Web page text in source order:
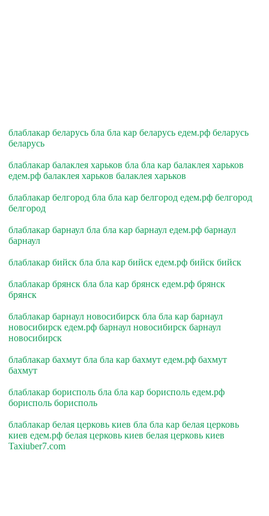
блаблакар беларусь бла бла кар беларусь едем.рф беларусь
беларусь
блаблакар балаклея харьков бла бла кар балаклея харьков
едем.рф балаклея харьков балаклея харьков
блаблакар белгород бла бла кар белгород едем.рф белгород
белгород
блаблакар барнаул бла бла кар барнаул едем.рф барнаул
барнаул
блаблакар бийск бла бла кар бийск едем.рф бийск бийск
блаблакар брянск бла бла кар брянск едем.рф брянск
брянск
блаблакар барнаул новосибирск бла бла кар барнаул
новосибирск едем.рф барнаул новосибирск барнаул
новосибирск
блаблакар бахмут бла бла кар бахмут едем.рф бахмут
бахмут
блаблакар борисполь бла бла кар борисполь едем.рф
борисполь борисполь
блаблакар белая церковь киев бла бла кар белая церковь
киев едем.рф белая церковь киев белая церковь киев
Taxiuber7.com